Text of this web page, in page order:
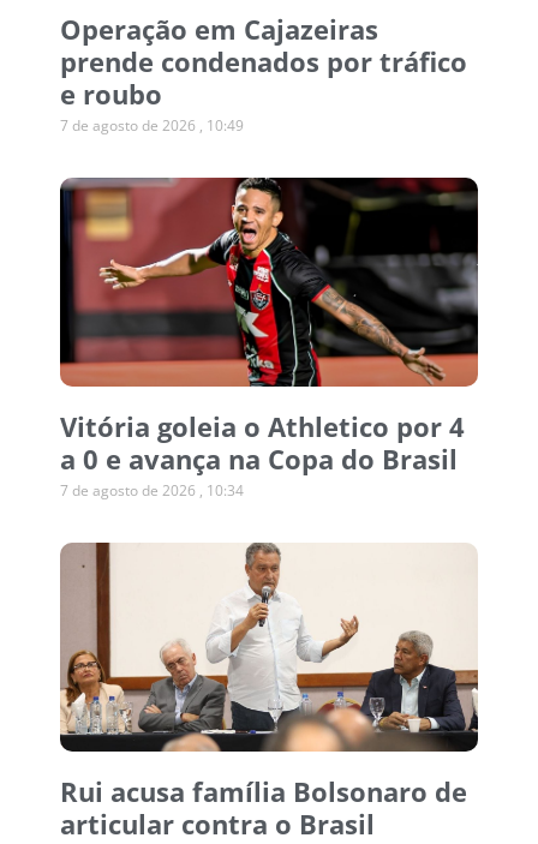
Operação em Cajazeiras
prende condenados por tráfico
e roubo
7 de agosto de 2026 10:49
Vitória goleia o Athletico por 4
a 0 e avança na Copa do Brasil
7 de agosto de 2026 10:34
Rui acusa família Bolsonaro de
articular contra o Brasil